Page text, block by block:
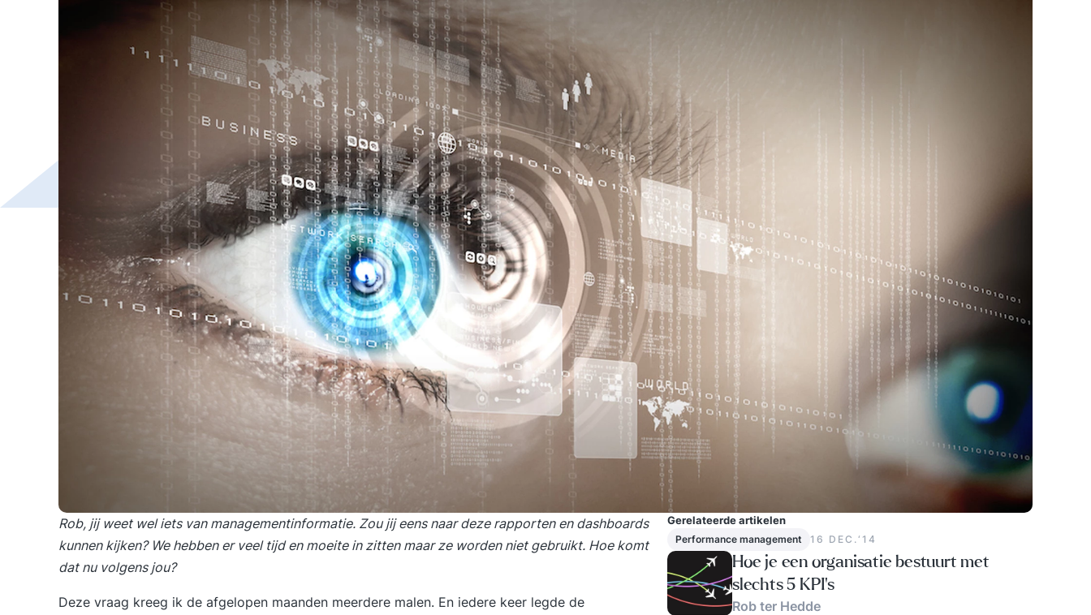
Rob, jij weet wel iets van managementinformatie. Zou jij eens naar deze rapporten en dashboards
kunnen kijken? We hebben er veel tijd en moeite in zitten maar ze worden niet gebruikt. Hoe komt
dat nu volgens jou?
Deze vraag kreeg ik de afgelopen maanden meerdere malen. En iedere keer legde de
Gerelateerde artikelen
Performance management 16 DEC.‘14
Hoe je een organisatie bestuurt met
slechts 5 KPI’s
Rob ter Hedde